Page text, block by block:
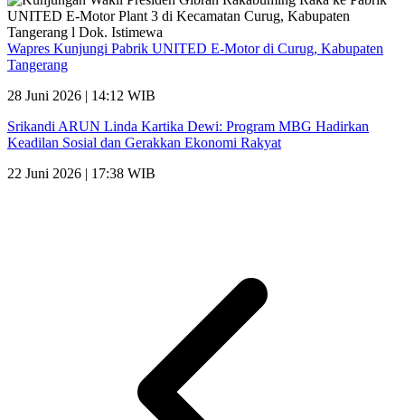
Wapres Kunjungi Pabrik UNITED E-Motor di Curug, Kabupaten
Tangerang
28 Juni 2026 | 14:12 WIB
Srikandi ARUN Linda Kartika Dewi: Program MBG Hadirkan
Keadilan Sosial dan Gerakkan Ekonomi Rakyat
22 Juni 2026 | 17:38 WIB